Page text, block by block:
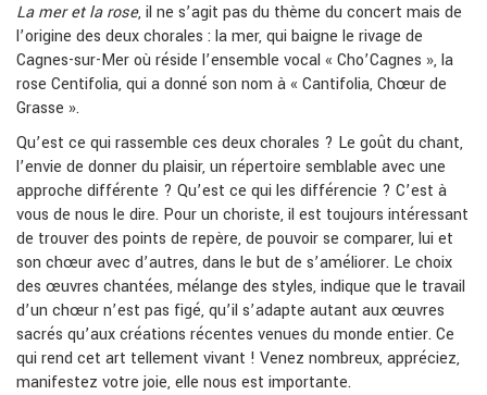
La mer et la rose, il ne s’agit pas du thème du concert mais de
l’origine des deux chorales : la mer, qui baigne le rivage de
Cagnes-sur-Mer où réside l’ensemble vocal « Cho’Cagnes », la
rose Centifolia, qui a donné son nom à « Cantifolia, Chœur de
Grasse ».
Qu’est ce qui rassemble ces deux chorales ? Le goût du chant,
l’envie de donner du plaisir, un répertoire semblable avec une
approche différente ? Qu’est ce qui les différencie ? C’est à
vous de nous le dire. Pour un choriste, il est toujours intéressant
de trouver des points de repère, de pouvoir se comparer, lui et
son chœur avec d’autres, dans le but de s’améliorer. Le choix
des œuvres chantées, mélange des styles, indique que le travail
d’un chœur n’est pas figé, qu’il s’adapte autant aux œuvres
sacrés qu’aux créations récentes venues du monde entier. Ce
qui rend cet art tellement vivant ! Venez nombreux, appréciez,
manifestez votre joie, elle nous est importante.